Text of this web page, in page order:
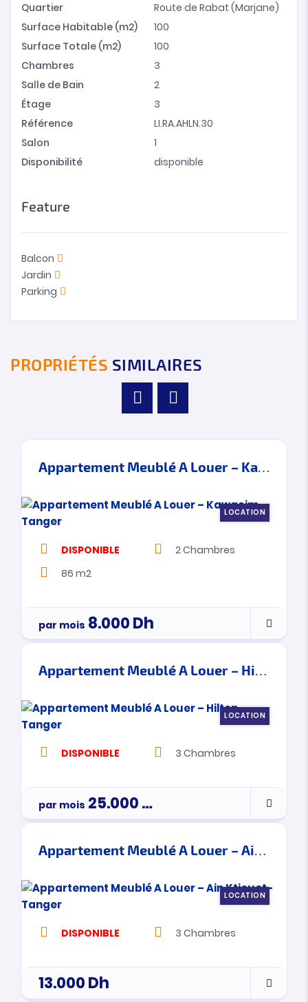
Quartier
Route de Rabat (Marjane)
Surface Habitable (m2)
100
Surface Totale (m2)
100
Chambres
3
Salle de Bain
2
Étage
3
Référence
LI.RA.AHLN.30
Salon
1
Disponibilité
disponible
Feature
Balcon
Jardin
Parking
PROPRIÉTÉS SIMILAIRES
Appartement Meublé A Louer – Kawacim – Tanger
LOCATION
DISPONIBLE 2Chambres
86 m2
par mois 8.000Dh
Appartement Meublé A Louer – Hilton – Tanger
LOCATION
DISPONIBLE 3 Chambres
par mois 25.000Dh
Appartement Meublé A Louer – Ain Ktiouet- Tanger
LOCATION
DISPONIBLE 3 Chambres
13.000Dh